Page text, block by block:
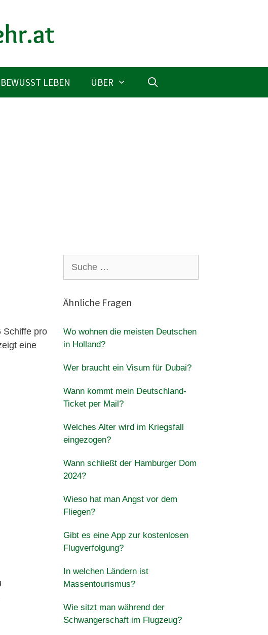
BEWUSST LEBEN ÜBER
Schiffe pro
eine
nach:
Ähnliche Fragen
Wo wohnen die meisten Deutschen
in Holland?
Wer braucht ein Visum für Dubai?
Wann kommt mein Deutschland-
Ticket per Mail?
Welches Alter wird im Kriegsfall
eingezogen?
Wann schließt der Hamburger Dom
2024?
Wieso hat man Angst vor dem
Fliegen?
Gibt es eine App zur kostenlosen
Flugverfolgung?
In welchen Ländern ist
Massentourismus?
Wie sitzt man während der
Schwangerschaft im Flugzeug?